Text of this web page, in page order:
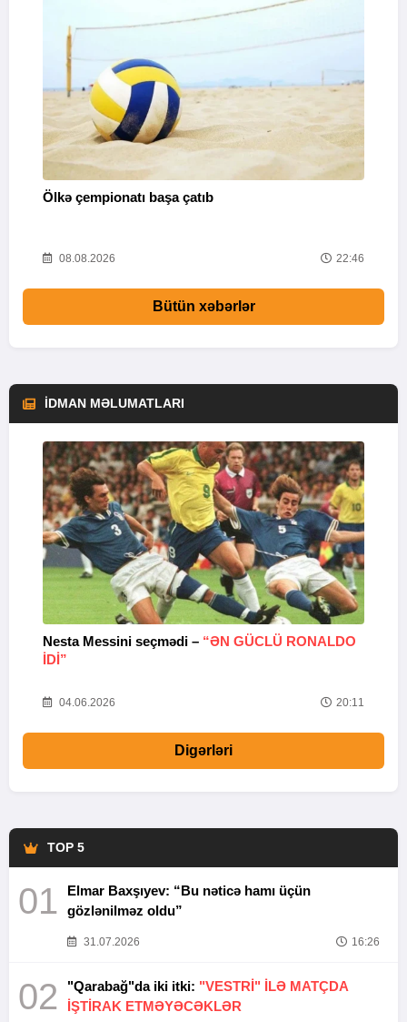
Ölkə çempionatı başa çatıb
08.08.2026 22:46
Bütün xəbərlər
İDMAN MƏLUMATLARI
Nesta Messini seçmədi – “ƏN GÜCLÜ RONALDO
IDI”
04.06.2026 20:11
Digərləri
TOP 5
01
Elmar Baxşıyev: “Bu nəticə hamı üçün
gözlənilməz oldu”
31.07.2026 16:26
02 "Qarabağ"da iki itki: "VESTRİ" İLƏ MATÇDA
İŞTİRAK ETMƏYƏCƏKLƏR